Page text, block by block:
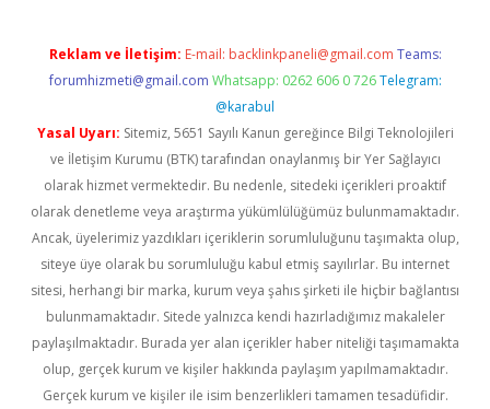
Reklam ve İletişim: E-mail: backlinkpaneli@gmail.com Teams:
forumhizmeti@gmail.com Whatsapp: 0262 606 0 726 Telegram:
@karabul
Yasal Uyarı: Sitemiz, 5651 Sayılı Kanun gereğince Bilgi Teknolojileri
ve İletişim Kurumu (BTK) tarafından onaylanmış bir Yer Sağlayıcı
olarak hizmet vermektedir. Bu nedenle, sitedeki içerikleri proaktif
olarak denetleme veya araştırma yükümlülüğümüz bulunmamaktadır.
Ancak, üyelerimiz yazdıkları içeriklerin sorumluluğunu taşımakta olup,
siteye üye olarak bu sorumluluğu kabul etmiş sayılırlar. Bu internet
sitesi, herhangi bir marka, kurum veya şahıs şirketi ile hiçbir bağlantısı
bulunmamaktadır. Sitede yalnızca kendi hazırladığımız makaleler
paylaşılmaktadır. Burada yer alan içerikler haber niteliği taşımamakta
olup, gerçek kurum ve kişiler hakkında paylaşım yapılmamaktadır.
Gerçek kurum ve kişiler ile isim benzerlikleri tamamen tesadüfidir.